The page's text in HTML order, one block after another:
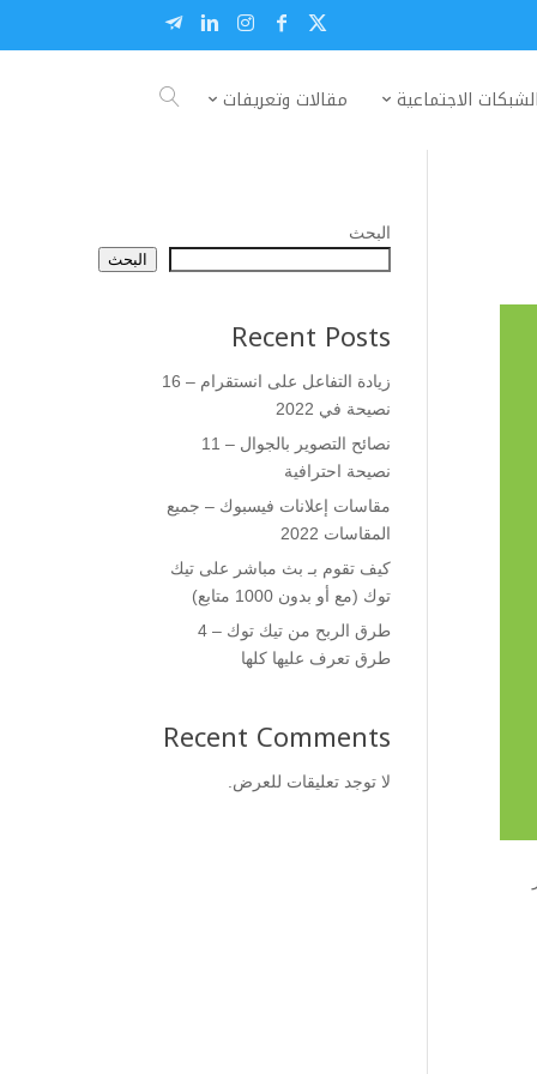
الشبكات الاجتماعية مقالات وتعريفات
البحث
البحث
Recent Posts
زيادة التفاعل على انستقرام – 16
نصيحة في 2022
نصائح التصوير بالجوال – 11
نصيحة احترافية
مقاسات إعلانات فيسبوك – جميع
المقاسات 2022
كيف تقوم بـ بث مباشر على تيك
توك (مع أو بدون 1000 متابع)
طرق الربح من تيك توك – 4
طرق تعرف عليها كلها
Recent Comments
لا توجد تعليقات للعرض.